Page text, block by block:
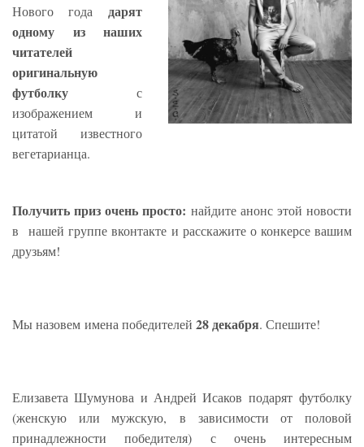
Нового года дарят
одному из наших
читателей
оригинальную
футболку с
изображением и
цитатой известного
вегетарианца.
Получить приз очень просто: найдите анонс этой новости
в нашей группе вконтакте и расскажите о конкерсе вашим
друзьям!
Мы назовем имена победителей 28 декабря. Спешите!
Елизавета Шумунова и Андрей Исаков подарят футболку
(женскую или мужскую, в зависимости от половой
принадлежности победителя) с очень интересным